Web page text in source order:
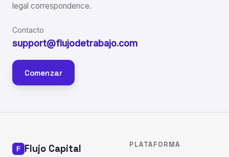
legal correspondence.
Contacto
support@flujodetrabajo.com
Comenzar
Flujo Capital PLATAFORMA